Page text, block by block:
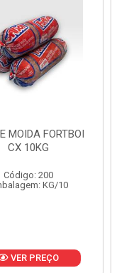
BOV CONG
FRIBOI KG
Código: 297
CX/± 26,4 KG